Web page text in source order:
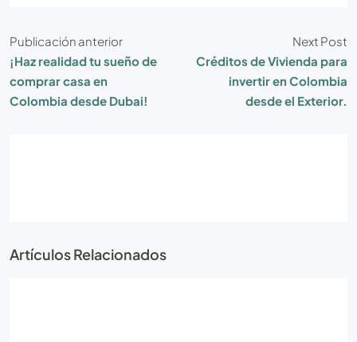
Publicación anterior
¡Haz realidad tu sueño de
comprar casa en
Colombia desde Dubai!
Next Post
Créditos de Vivienda para
invertir en Colombia
desde el Exterior.
Artículos Relacionados